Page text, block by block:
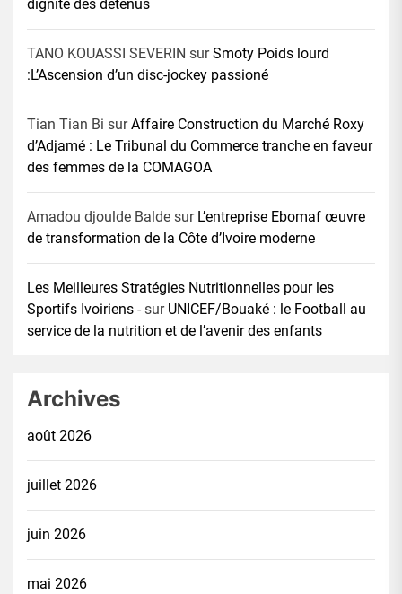
dignité des détenus
TANO KOUASSI SEVERIN surSmoty Poids lourd
:L’Ascension d’un disc-jockey passioné
Tian Tian Bi surAffaire Construction du Marché Roxy
d’Adjamé : Le Tribunal du Commerce tranche en faveur
des femmes de la COMAGOA
Amadou djoulde Balde sur L’entreprise Ebomaf œuvre
de transformation de la Côte d’Ivoire moderne
Les Meilleures Stratégies Nutritionnelles pour les
Sportifs Ivoiriens -sur UNICEF/Bouaké : le Football au
service de la nutrition et de l’avenir des enfants
Archives
août 2026
juillet 2026
juin 2026
mai 2026